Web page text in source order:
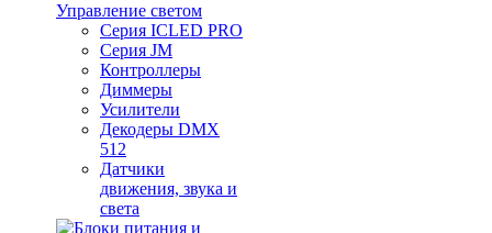
Управление светом
Серия ICLED PRO
Серия JM
Контроллеры
Диммеры
Усилители
Декодеры DMX
512
Датчики
движения, звука и
света